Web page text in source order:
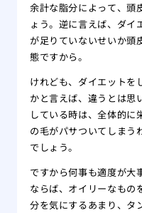
余計な脂分によって、頭
ょう。逆に言えば、ダイ
が足りていないせいか頭
態ですから。
けれども、ダイエットを
かと言えば、違うとは思
している時は、全体的
の毛がパサついてしまう
でしょう。
ですから何事も適度が大
ならば、オイリーなもの
分を気にするあまり、タ